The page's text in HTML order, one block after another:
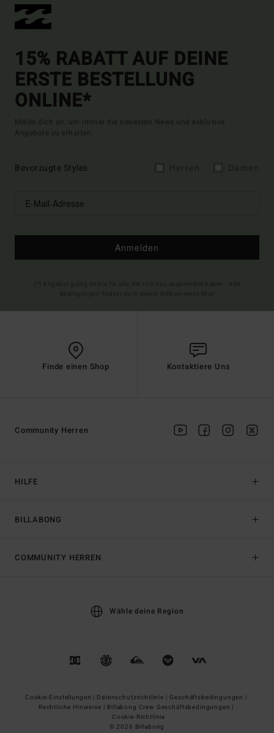
15% RABATT AUF DEINE
ERSTE BESTELLUNG
ONLINE*
Melde dich an, um immer die neuesten News und exklusive
Angebote zu erhalten.
Bevorzugte Styles
Anmelden
Finde einen Shop Kontaktiere Uns
HILFE
BILLABONG
Community Herren
COMMUNITY HERREN
Wähle deine Region
Cookie-Einstellungen | Datenschutzrichtlinie | Geschäftsbedingungen |
Rechtliche Hinweise | Billabong Crew Geschäftsbedingungen |
Cookie-Richtlinie
© 2026 Billabong